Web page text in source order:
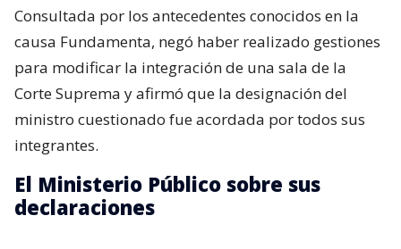
Consultada por los antecedentes conocidos en la
causa Fundamenta, negó haber realizado gestiones
para modificar la integración de una sala de la
Corte Suprema y afirmó que la designación del
ministro cuestionado fue acordada por todos sus
integrantes.
El Ministerio Público sobre sus
declaraciones